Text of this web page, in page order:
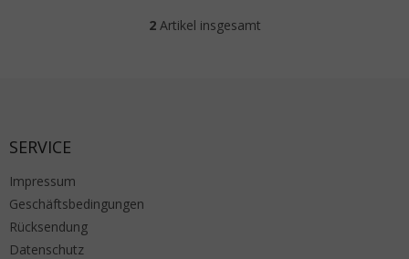
Steuerelemente der Liste
2Artikel insgesamt
SERVICE
Impressum
Geschäftsbedingungen
Rücksendung
Datenschutz